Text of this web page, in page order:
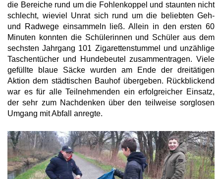
die Bereiche rund um die Fohlenkoppel und staunten nicht
schlecht, wieviel Unrat sich rund um die beliebten Geh-
und Radwege einsammeln ließ. Allein in den ersten 60
Minuten konnten die Schülerinnen und Schüler aus dem
sechsten Jahrgang 101 Zigarettenstummel und unzählige
Taschentücher und Hundebeutel zusammentragen. Viele
gefüllte blaue Säcke wurden am Ende der dreitätigen
Aktion dem städtischen Bauhof übergeben. Rückblickend
war es für alle Teilnehmenden ein erfolgreicher Einsatz,
der sehr zum Nachdenken über den teilweise sorglosen
Umgang mit Abfall anregte.